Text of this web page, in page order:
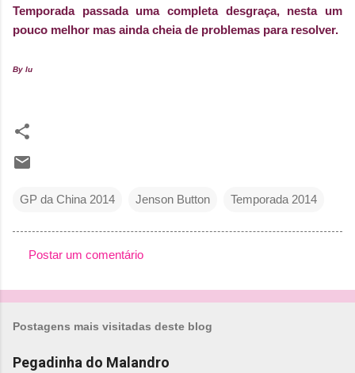
Temporada passada uma completa desgraça, nesta um
pouco melhor mas ainda cheia de problemas para resolver.
By lu
GP da China 2014 Jenson Button Temporada 2014
o
n
Postar um comentário
Postagens mais visitadas deste blog
Pegadinha do Malandro